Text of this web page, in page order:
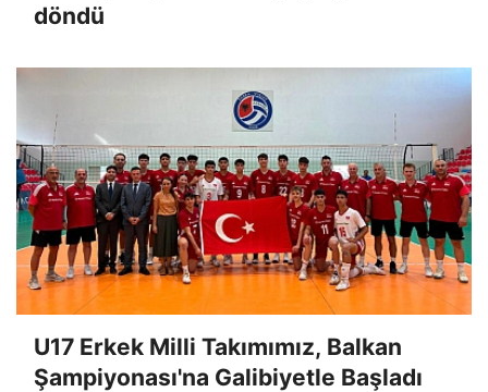
döndü
U17 Erkek Milli Takımımız, Balkan
Şampiyonası'na Galibiyetle Başladı